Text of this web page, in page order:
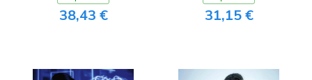
38,43 € 31,15 €